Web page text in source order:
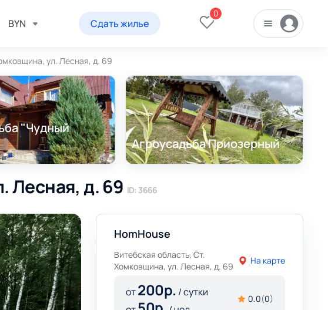
BYN Сдать жилье
0
ул. Лесная, д. 69
"Чудный
Агроусадьба Приозерный
Лесная, д. 69 ID: 3666
HomHouse
Витебская область, Ст.
Хомковщина, ул. Лесная, д. 69
На карте
от200р. / сутки
0.0(0)